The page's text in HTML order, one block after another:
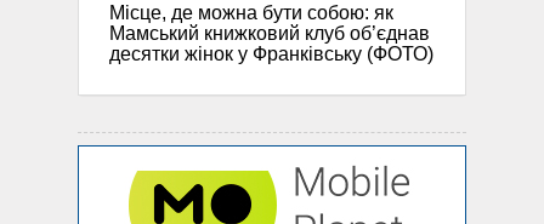
Місце, де можна бути собою: як
Мамський книжковий клуб об’єднав
десятки жінок у Франківську (ФОТО)